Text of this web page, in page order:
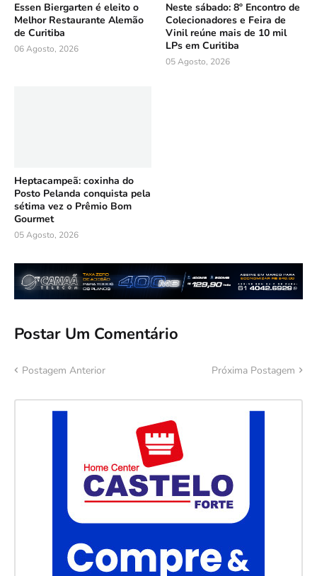
Essen Biergarten é eleito o
Melhor Restaurante Alemão
de Curitiba
06 Agosto, 2026
Neste sábado: 8º Encontro de
Colecionadores e Feira de
Vinil reúne mais de 10 mil
LPs em Curitiba
05 Agosto, 2026
Heptacampeã: coxinha do
Posto Pelanda conquista pela
sétima vez o Prêmio Bom
Gourmet
05 Agosto, 2026
Postar Um Comentário
Postagem Anterior Próxima Postagem